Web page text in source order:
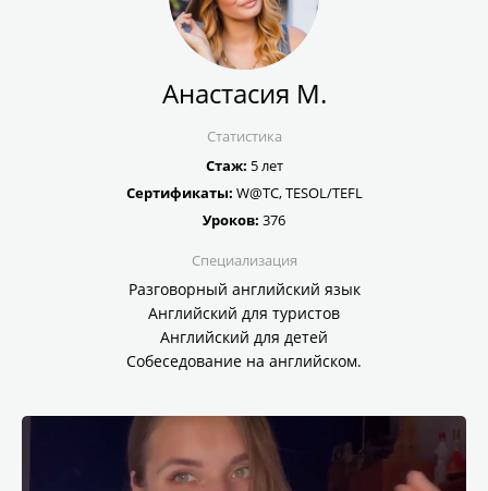
Анастасия М.
Статистика
Стаж: 5 лет
Сертификаты: W@TC, TESOL/TEFL
Уроков: 376
Специализация
Разговорный английский язык
Английский для туристов
Английский для детей
Собеседование на английском.